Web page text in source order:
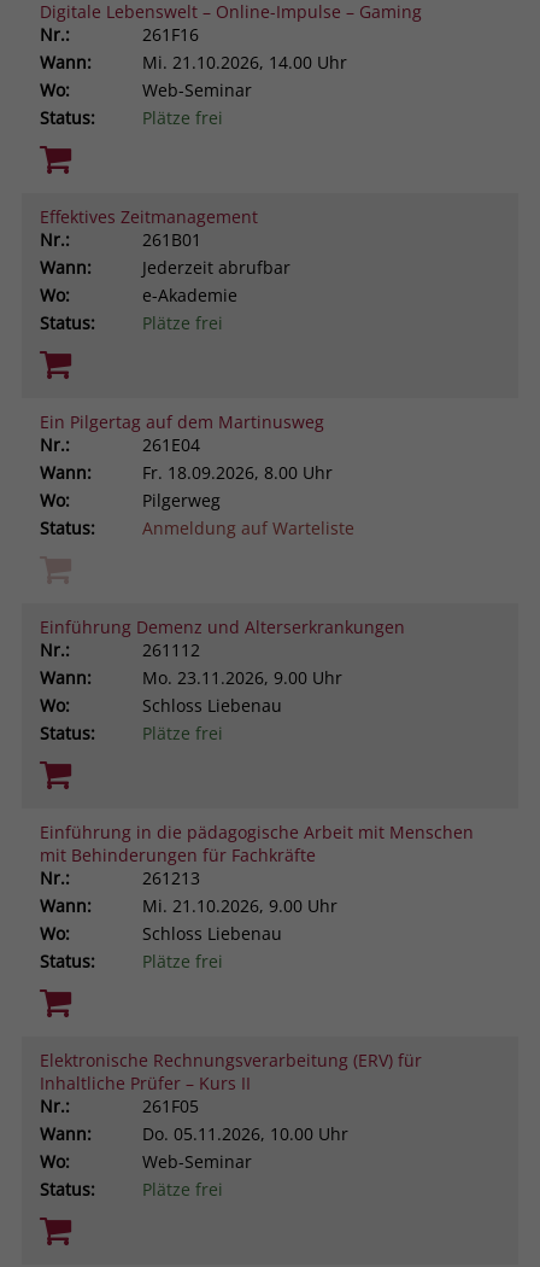
Digitale Lebenswelt – Online-Impulse – Gaming
Nr.:
261F16
Wann:
Mi. 21.10.2026, 14.00 Uhr
Wo:
Web-Seminar
Status:
Plätze frei
Effektives Zeitmanagement
Nr.:
261B01
Wann:
Jederzeit abrufbar
Wo:
e-Akademie
Status:
Plätze frei
Ein Pilgertag auf dem Martinusweg
Nr.:
261E04
Wann:
Fr. 18.09.2026, 8.00 Uhr
Wo:
Pilgerweg
Status:
Anmeldung auf Warteliste
Einführung Demenz und Alterserkrankungen
Nr.:
261112
Wann:
Mo. 23.11.2026, 9.00 Uhr
Wo:
Schloss Liebenau
Status:
Plätze frei
Einführung in die pädagogische Arbeit mit Menschen
mit Behinderungen für Fachkräfte
Nr.:
261213
Wann:
Mi. 21.10.2026, 9.00 Uhr
Wo:
Schloss Liebenau
Status:
Plätze frei
Elektronische Rechnungsverarbeitung (ERV) für
Inhaltliche Prüfer – Kurs II
Nr.:
261F05
Wann:
Do. 05.11.2026, 10.00 Uhr
Wo:
Web-Seminar
Status:
Plätze frei